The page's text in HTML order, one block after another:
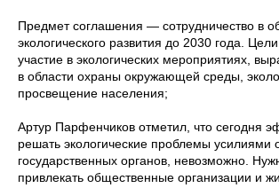
Предмет соглашения — сотрудничество в
экологического развития до 2030 года.
участие в экологических мероприятиях,
в области охраны окружающей среды,
просвещение населения;
Артур Парфенчиков отметил, что сегодня
решать экологические проблемы усилиями
государственных органов, невозможно.
привлекать общественные организации и